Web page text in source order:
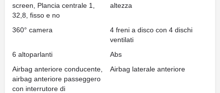
screen, Plancia centrale 1,
32,8, fisso e no
altezza
360° camera
4 freni a disco con 4 dischi
ventilati
6 altoparlanti
Abs
Airbag anteriore conducente,
airbag anteriore passeggero
con interrutore di
Airbag laterale anteriore